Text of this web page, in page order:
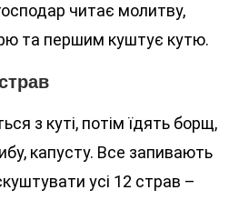
читає молитву,
та першим куштує кутю.
з куті, потім їдять борщ,
капусту. Все запивають
усі 12 страв –